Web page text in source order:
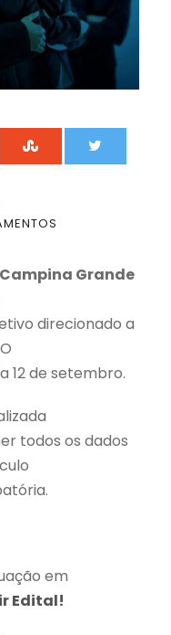
Grande
direcionado a
12 de setembro.
todos os dados
em
Edital!